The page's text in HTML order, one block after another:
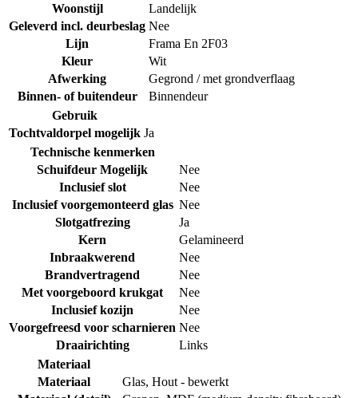
Woonstijl
Landelijk
Geleverd incl. deurbeslag Nee
Lijn
Frama En 2F03
Kleur
Wit
Afwerking
Gegrond / met grondverflaag
Binnen- of buitendeur
Binnendeur
Gebruik
Tochtvaldorpel mogelijk Ja
Technische kenmerken
Schuifdeur Mogelijk
Nee
Inclusief slot
Nee
Inclusief voorgemonteerd glas Nee
Slotgatfrezing
Ja
Kern
Gelamineerd
Inbraakwerend
Nee
Brandvertragend
Nee
Met voorgeboord krukgat
Nee
Inclusief kozijn
Nee
Voorgefreesd voor scharnieren Nee
Draairichting
Links
Materiaal
Materiaal
Glas, Hout - bewerkt